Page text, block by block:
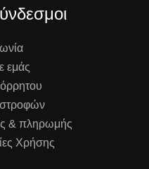
εμάς
& πληρωμής
Χρήσης